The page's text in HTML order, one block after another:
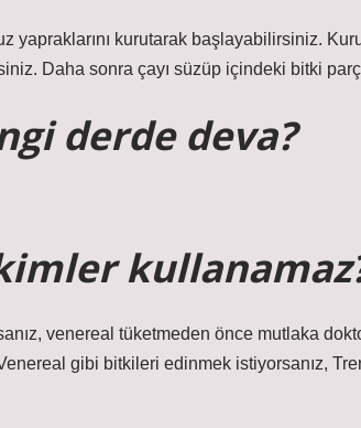
yapraklarını kurutarak başlayabilirsiniz.
Daha sonra çayı süzüp içindeki bitki
derde deva?
venereal tüketmeden önce mutlaka
gibi bitkileri edinmek istiyorsanız,